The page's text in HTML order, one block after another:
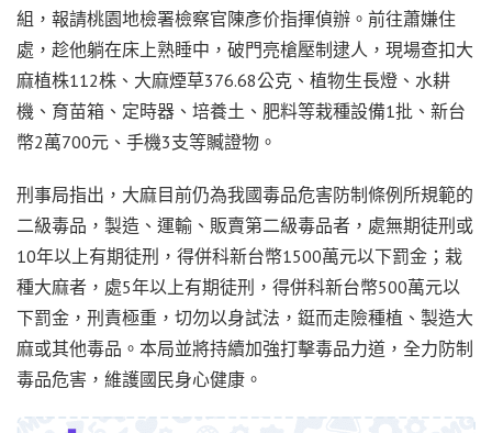
組，報請桃園地檢署檢察官陳彥价指揮偵辦。前往蕭嫌住
處，趁他躺在床上熟睡中，破門亮槍壓制逮人，現場查扣大
麻植株112株、大麻煙草376.68公克、植物生長燈、水耕
機、育苗箱、定時器、培養土、肥料等栽種設備1批、新台
幣2萬700元、手機3支等贓證物。
刑事局指出，大麻目前仍為我國毒品危害防制條例所規範的
二級毒品，製造、運輸、販賣第二級毒品者，處無期徒刑或
10年以上有期徒刑，得併科新台幣1500萬元以下罰金；栽
種大麻者，處5年以上有期徒刑，得併科新台幣500萬元以
下罰金，刑責極重，切勿以身試法，鋌而走險種植、製造大
麻或其他毒品。本局並將持續加強打擊毒品力道，全力防制
毒品危害，維護國民身心健康。